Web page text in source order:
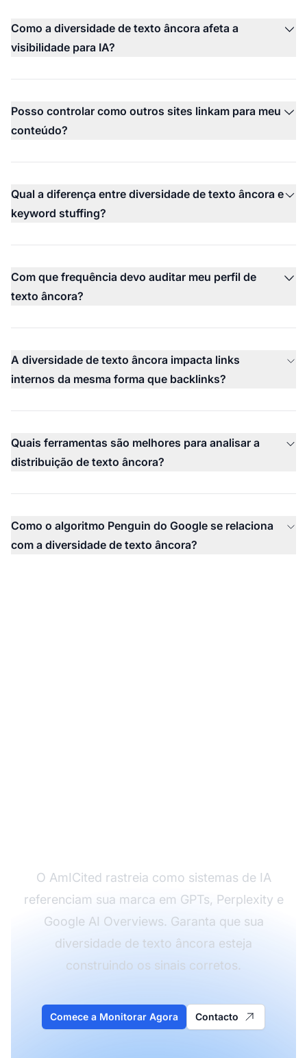
Como a diversidade de texto âncora afeta a
visibilidade para IA?
Posso controlar como outros sites linkam para meu
conteúdo?
Qual a diferença entre diversidade de texto âncora e
keyword stuffing?
Com que frequência devo auditar meu perfil de
texto âncora?
A diversidade de texto âncora impacta links
internos da mesma forma que backlinks?
Quais ferramentas são melhores para analisar a
distribuição de texto âncora?
Como o algoritmo Penguin do Google se relaciona
com a diversidade de texto âncora?
O AmICited rastreia como sistemas de IA
referenciam sua marca em GPTs, Perplexity e
Google AI Overviews. Garanta que sua
diversidade de texto âncora esteja
construindo os sinais corretos.
Comece a Monitorar Agora Contacto